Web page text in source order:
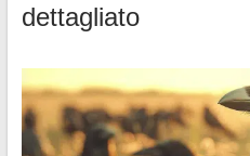
dettagliato